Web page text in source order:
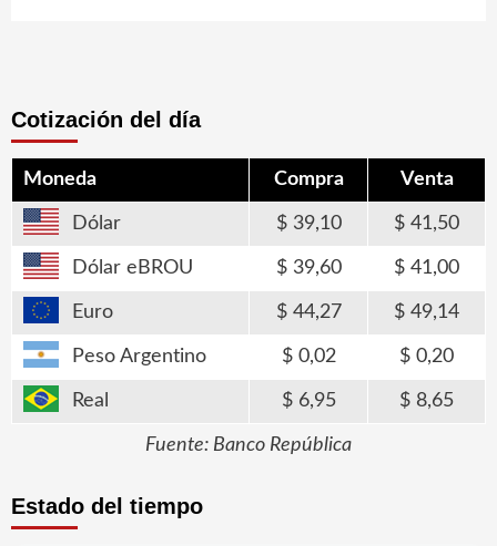
Cotización del día
Moneda Compra Venta
Dólar 39,10 41,50
Dólar eBROU 39,60 41,00
Euro 44,27 49,14
Peso Argentino 0,02 0,20
Real 6,95 8,65
Fuente: Banco República
Estado del tiempo